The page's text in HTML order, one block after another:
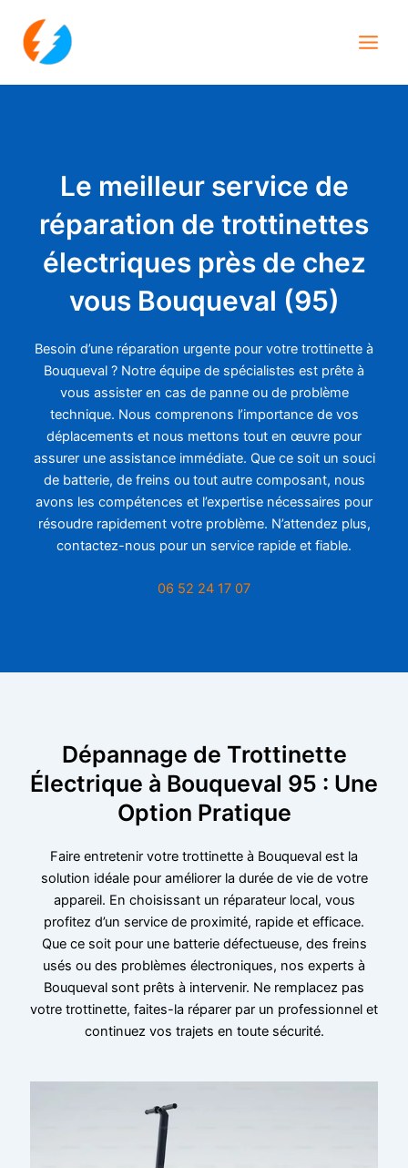
contenu
Le meilleur service de
réparation de trottinettes
électriques près de chez
vous Bouqueval (95)
Besoin d’une réparation urgente pour votre trottinette à
Bouqueval ? Notre équipe de spécialistes est prête à
vous assister en cas de panne ou de problème
technique. Nous comprenons l’importance de vos
déplacements et nous mettons tout en œuvre pour
assurer une assistance immédiate. Que ce soit un souci
de batterie, de freins ou tout autre composant, nous
avons les compétences et l’expertise nécessaires pour
résoudre rapidement votre problème. N’attendez plus,
contactez-nous pour un service rapide et fiable.
06 52 24 17 07
Dépannage de Trottinette
Électrique à Bouqueval 95 : Une
Option Pratique
Faire entretenir votre trottinette à Bouqueval est la
solution idéale pour améliorer la durée de vie de votre
appareil. En choisissant un réparateur local, vous
profitez d’un service de proximité, rapide et efficace.
Que ce soit pour une batterie défectueuse, des freins
usés ou des problèmes électroniques, nos experts à
Bouqueval sont prêts à intervenir. Ne remplacez pas
votre trottinette, faites-la réparer par un professionnel et
continuez vos trajets en toute sécurité.